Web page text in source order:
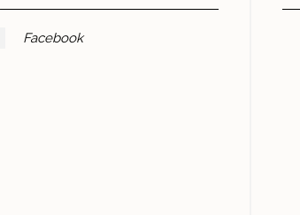
Facebook